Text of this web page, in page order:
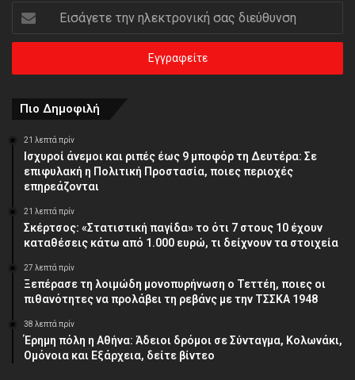
Εισάγετε
την
ηλεκτρονική
διεύθυνση
Πιο Δημοφιλή
21 λεπτά πρίν
Ισχυροί άνεμοι και ριπές έως 9 μποφόρ τη Δευτέρα: Σε
επιφυλακή η Πολιτική Προστασία, ποιες περιοχές
επηρεάζονται
21 λεπτά πρίν
Σκέρτσος: «Στατιστική παγίδα» το ότι 7 στους 10 έχουν
καταθέσεις κάτω από 1.000 ευρώ, τι δείχνουν τα στοιχεία
27 λεπτά πρίν
Ξεπέρασε τη λοιμώδη μονοπυρήνωση ο Τεττέη, ποιες οι
πιθανότητες να προλάβει τη ρεβάνς με την ΤΣΣΚΑ 1948
38 λεπτά πρίν
Έρημη πόλη η Αθήνα: Άδειοι δρόμοι σε Σύνταγμα, Κολωνάκι,
Ομόνοια και Εξάρχεια, δείτε βίντεο